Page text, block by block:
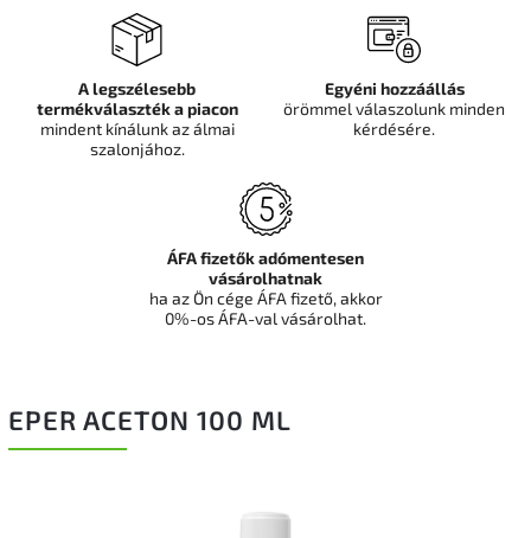
EPER ACETON 100 ML
A legszélesebb
termékválaszték a piacon
mindent kínálunk az álmai
szalonjához.
Egyéni hozzáállás
örömmel válaszolunk minden
kérdésére.
ÁFA fizetők adómentesen
vásárolhatnak
ha az Ön cége ÁFA fizető, akkor
0%-os ÁFA-val vásárolhat.